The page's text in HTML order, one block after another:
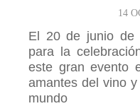
14
El 20 de junio de
para la
este gran evento
amantes del vino
mundo